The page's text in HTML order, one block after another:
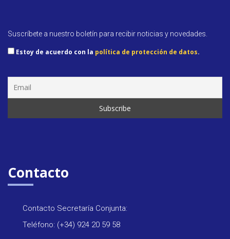
Suscríbete a nuestro boletín para recibir noticias y novedades.
Estoy de acuerdo con la política de protección de datos.
Contacto
Contacto Secretaría Conjunta:
Teléfono: (+34) 924 20 59 58